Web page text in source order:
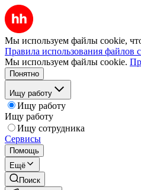
Мы используем файлы cookie,
Правила использования файлов
Мы используем файлы cookie.
Понятно
Ищу работу
Ищу работу
Ищу работу
Ищу сотрудника
Сервисы
Помощь
Ещё
Поиск